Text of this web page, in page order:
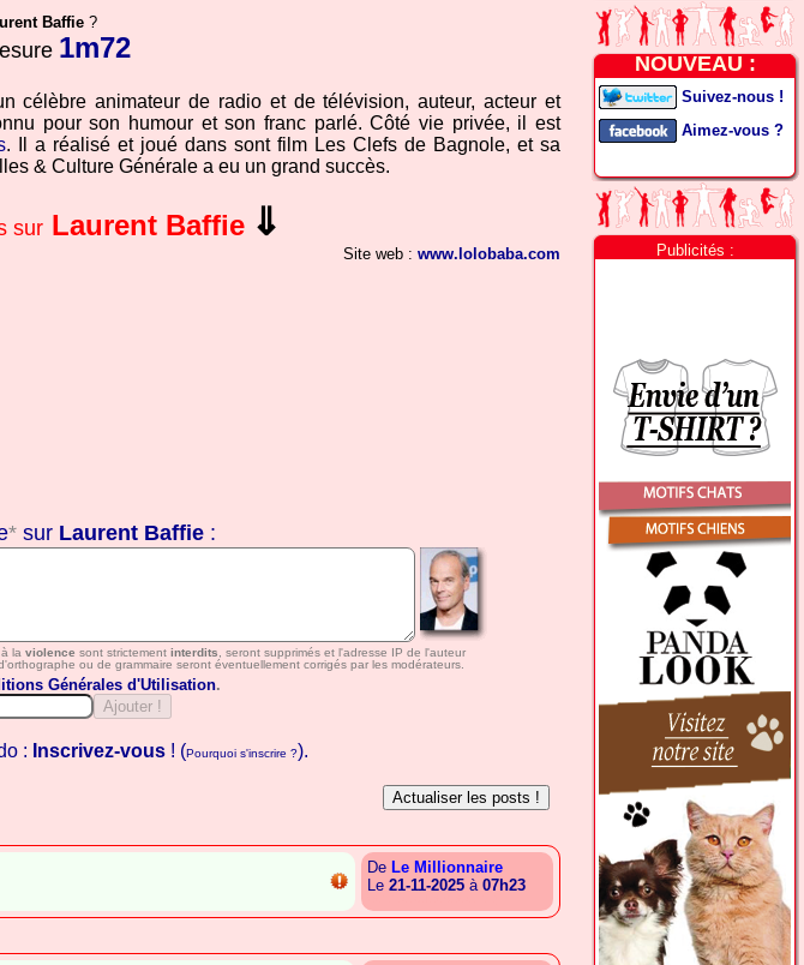
Baffie ?
1m72
célèbre animateur de radio et de télévision, auteur, acteur et
pour son humour et son franc parlé. Côté vie privée, il est
. Il a réalisé et joué dans sont film Les Clefs de Bagnole, et sa
& Culture Générale a eu un grand succès.
sur Laurent Baffie ⇓
Site web : www.lolobaba.com
* sur Laurent Baffie :
la violence sont strictement interdits , seront supprimés et l'adresse IP de l'auteur
ou de grammaire seront éventuellement corrigés par les modérateurs.
Générales d'Utilisation.
: Inscrivez-vous! (Pourquoi s'inscrire ?).
De Le Millionnaire
Le 21-11-2025 à 07h23
NOUVEAU :
Suivez-nous !
Aimez-vous ?
Publicités :